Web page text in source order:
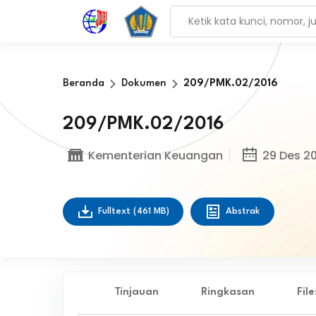
Beranda Dokumen 209/PMK.02/2016
209/PMK.02/2016
Kementerian Keuangan 29 Des
Fulltext (461 MB) Abstrak
Tinjauan Ringkasan